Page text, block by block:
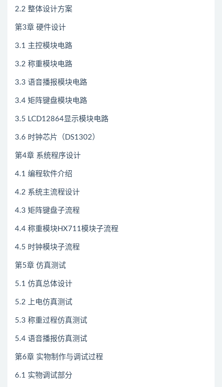
2.2 整体设计方案
第3章 硬件设计
3.1 主控模块电路
3.2 称重模块电路
3.3 语音播报模块电路
3.4 矩阵键盘模块电路
3.5 LCD12864显示模块电路
3.6 时钟芯片（DS1302）
第4章 系统程序设计
4.1 编程软件介绍
4.2 系统主流程设计
4.3 矩阵键盘子流程
4.4 称重模块HX711模块子流程
4.5 时钟模块子流程
第5章 仿真测试
5.1 仿真总体设计
5.2 上电仿真测试
5.3 称重过程仿真测试
5.4 语音播报仿真测试
第6章 实物制作与调试过程
6.1 实物调试部分